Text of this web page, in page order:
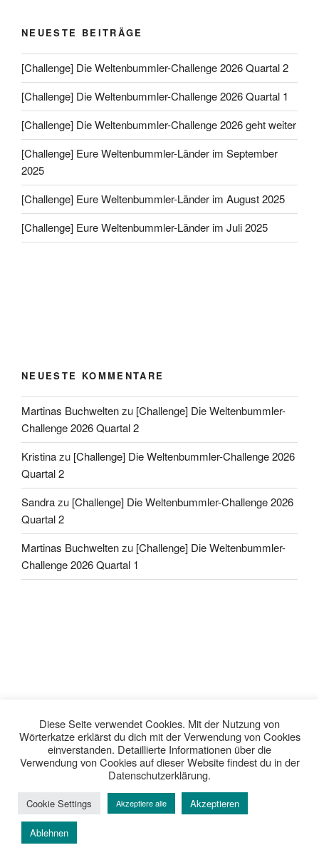
NEUESTE BEITRÄGE
[Challenge] Die Weltenbummler-Challenge 2026 Quartal 2
[Challenge] Die Weltenbummler-Challenge 2026 Quartal 1
[Challenge] Die Weltenbummler-Challenge 2026 geht weiter
[Challenge] Eure Weltenbummler-Länder im September
2025
[Challenge] Eure Weltenbummler-Länder im August 2025
[Challenge] Eure Weltenbummler-Länder im Juli 2025
NEUESTE KOMMENTARE
Martinas Buchweltenzu [Challenge] Die Weltenbummler-
Challenge 2026 Quartal 2
Kristinazu [Challenge] Die Weltenbummler-Challenge 2026
Quartal 2
Sandrazu [Challenge] Die Weltenbummler-Challenge 2026
Quartal 2
Martinas Buchweltenzu [Challenge] Die Weltenbummler-
Challenge 2026 Quartal 1
Diese Seite verwendet Cookies. Mit der Nutzung von
Wörterkatze erklärst du dich mit der Verwendung von Cookies
einverstanden. Detaillierte Informationen über die
Verwendung von Cookies auf dieser Website findest du in der
Datenschutzerklärung.
Cookie Settings Akzeptiere alle Akzeptieren
Ablehnen